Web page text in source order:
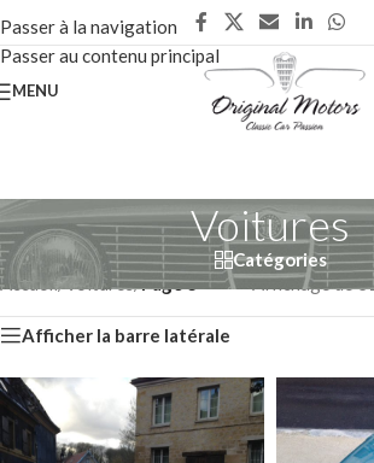
Passer à la navigation
Passer au contenu principal
MENU
Voitures
Catégories
Accueil/Voitures/Page 3 Affichage de
Afficher la barre latérale